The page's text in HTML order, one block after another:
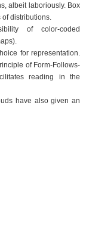
albeit laboriously. Box
distributions.
of color-coded
for representation.
of Form-Follows-
reading in the
have also given an